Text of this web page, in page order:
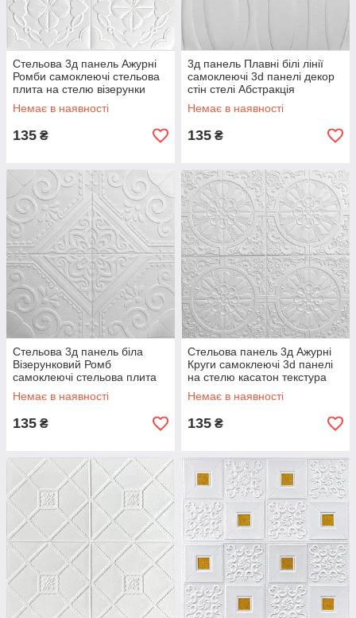
Стельова 3д панель Ажурні
Ромби самоклеючі стельова
плита на стелю візерунки
700x700x5мм (113) SW-
00000009
Немає в наявності
135 ₴
3д панель Плавні білі лінії
самоклеючі 3d панелі декор
стін стелі Абстракція
700x700x7 мм (167) SW-
00000243
Немає в наявності
135 ₴
Стельова 3д панель біла
Візерунковий Ромб
самоклеючі стельова плита
на стелю 700x700x7мм (170)
SW-00000250
Немає в наявності
135 ₴
Стельова панель 3д Ажурні
Круги самоклеючі 3d панелі
на стелю касатон текстура
700x700x7мм (175) SW-
00000252
Немає в наявності
135 ₴